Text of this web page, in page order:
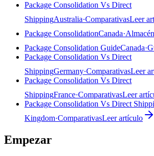
Package Consolidation Vs Direct
ShippingAustralia·ComparativasLeer
Package ConsolidationCanada·Almacén
Package Consolidation GuideCanada·
Package Consolidation Vs Direct
ShippingGermany·ComparativasLeer
Package Consolidation Vs Direct
ShippingFrance·ComparativasLeer
Package Consolidation Vs Direct
Kingdom·ComparativasLeer artículo
Empezar